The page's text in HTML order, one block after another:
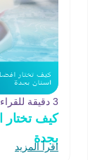
3 دقيقة للقراءة
كيف
بجدة
اقرأ المزيد